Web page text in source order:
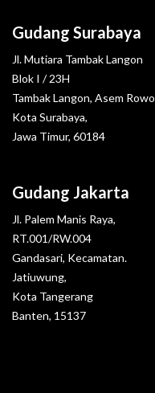
Gudang Surabaya
Jl. Mutiara Tambak Langon
Blok I / 23H
Tambak Langon, Asem Rowo
Kota Surabaya,
Jawa Timur, 60184
Gudang Jakarta
Jl. Palem Manis Raya,
RT.001/RW.004
Gandasari, Kecamatan.
Jatiuwung,
Kota Tangerang
Banten, 15137